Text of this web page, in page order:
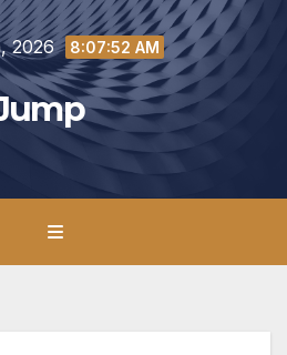
2026 8:07:53 AM